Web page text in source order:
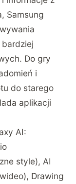
Samsung
Do gry
i
do starego
aplikacji
AI:
style), AI
Drawing